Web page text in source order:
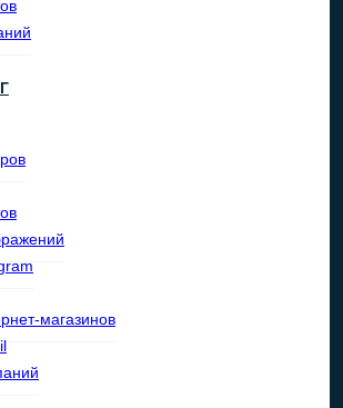
магазинов